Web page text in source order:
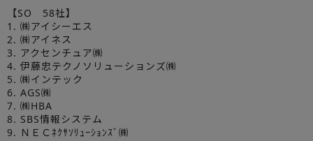
【SO 58社】
1. ㈱アイシーエス
2. ㈱アイネス
3. アクセンチュア㈱
4. 伊藤忠テクノソリューションズ㈱
5. ㈱インテック
6. AGS㈱
7. ㈱HBA
8. SBS情報システム
9. ＮＥＣﾈｸｻｿﾘｭｰｼｮﾝｽﾞ㈱